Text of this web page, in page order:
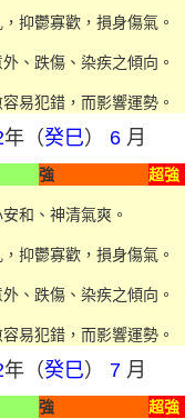
抑鬱寡歡，損身傷氣。
、跌傷、染疾之傾向。
易犯錯，而影響運勢。
年（癸巳） 6 月
強
超強
和、神清氣爽。
抑鬱寡歡，損身傷氣。
、跌傷、染疾之傾向。
易犯錯，而影響運勢。
年（癸巳） 7 月
強
超強